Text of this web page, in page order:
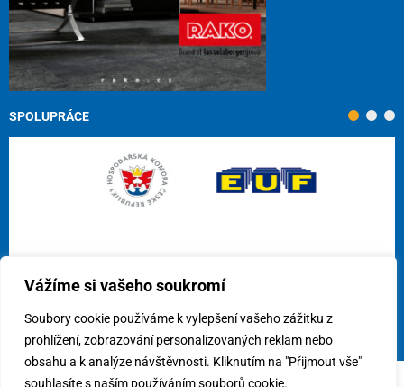
Vážíme si vašeho soukromí
Soubory cookie používáme k vylepšení vašeho zážitku z
prohlížení, zobrazování personalizovaných reklam nebo
obsahu a k analýze návštěvnosti. Kliknutím na "Přijmout vše"
souhlasíte s naším používáním souborů cookie.
SPOLUPRÁCE